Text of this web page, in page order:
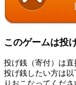
このゲームは投
投げ銭（寄付）は直
投げ銭したい方は
りおこなってくださ